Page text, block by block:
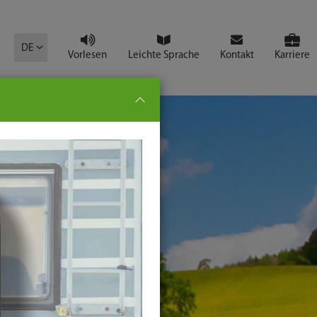
DE
Vorlesen Leichte Sprache Kontakt Karriere